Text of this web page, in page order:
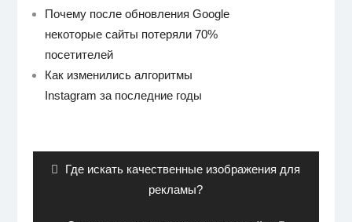
Почему после обновления Google
некоторые сайты потеряли 70%
посетителей
Как изменились алгоритмы
Instagram за последние годы
записям
Previous
Где искать качественные изображения для
рекламы?